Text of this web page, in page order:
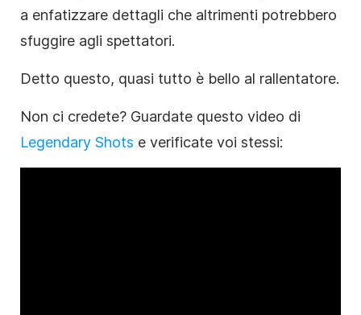
a enfatizzare dettagli che altrimenti potrebbero
sfuggire agli spettatori.
Detto questo, quasi tutto è bello al rallentatore.
Non ci credete? Guardate questo video di
Legendary Shots e verificate voi stessi: